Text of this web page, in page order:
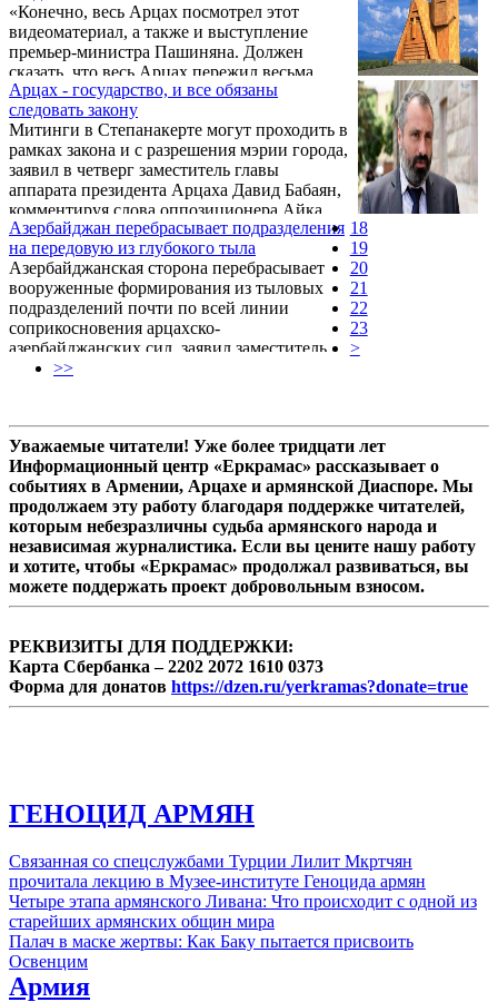
«Конечно, весь Арцах посмотрел этот
видеоматериал, а также и выступление
премьер-министра Пашиняна. Должен
сказать, что весь Арцах пережил весьма
тяжелые чувства», – в беседе с Первым
Информационным сказал руководитель
аппарата президента Арцаха Бако Саакяна
Давид Бабаян, комментируя видеоматериал,
сделанный во время обыска в особняке
генерала Манвела Григоряна.
Арцах - государство, и все обязаны
следовать закону
Митинги в Степанакерте могут проходить в
рамках закона и с разрешения мэрии города,
заявил в четверг заместитель главы
аппарата президента Арцаха Давид Бабаян,
комментируя слова оппозиционера Айка
Ханумяна о запрете на проведение акций.
Азербайджан перебрасывает подразделения
на передовую из глубокого тыла
Азербайджанская сторона перебрасывает
вооруженные формирования из тыловых
подразделений почти по всей линии
соприкосновения арцахско-
азербайджанских сил, заявил заместитель
главы аппарата президента Арцаха Давид
18
19
20
21
22
23
>
>>
Уважаемые читатели! Уже более тридцати лет
Информационный центр «Еркрамас» рассказывает о
событиях в Армении, Арцахе и армянской Диаспоре. Мы
продолжаем эту работу благодаря поддержке читателей,
которым небезразличны судьба армянского народа и
независимая журналистика. Если вы цените нашу работу
и хотите, чтобы «Еркрамас» продолжал развиваться, вы
можете поддержать проект добровольным взносом.
РЕКВИЗИТЫ ДЛЯ ПОДДЕРЖКИ:
Карта Сбербанка – 2202 2072 1610 0373
Форма для донатов https://dzen.ru/yerkramas?donate=true
ГЕНОЦИД АРМЯН
Связанная со спецслужбами Турции Лилит Мкртчян
прочитала лекцию в Музее-институте Геноцида армян
Четыре этапа армянского Ливана: Что происходит с одной из
старейших армянских общин мира
Палач в маске жертвы: Как Баку пытается присвоить
Освенцим
Армия